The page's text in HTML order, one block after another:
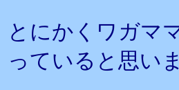
とにかくワガマ
っていると思い